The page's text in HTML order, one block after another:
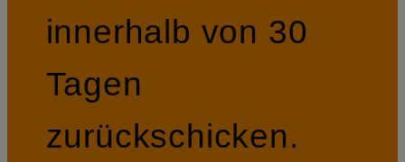
innerhalb von 30
Tagen
zurückschicken.